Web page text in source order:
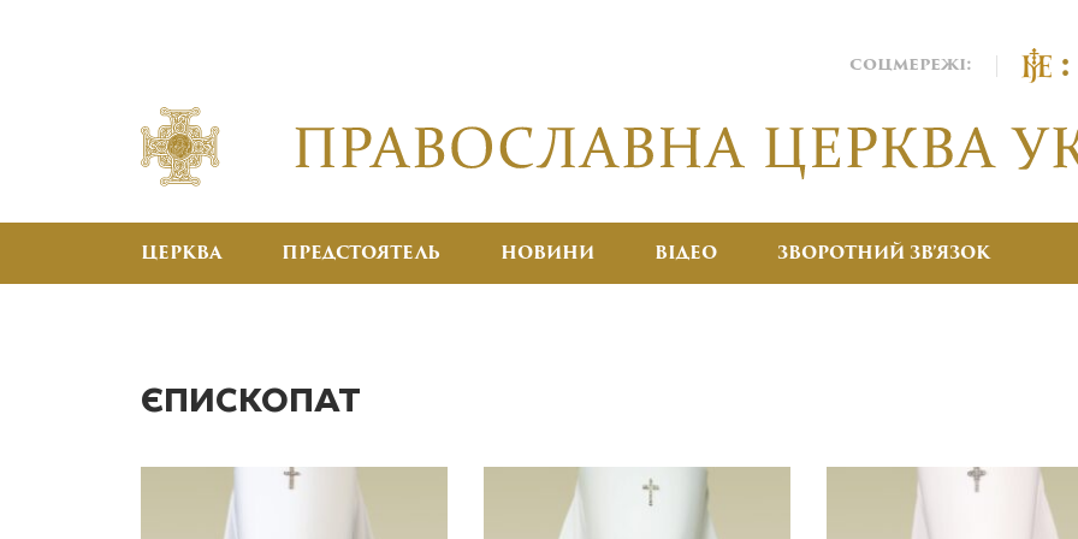
соцмережі:
ЦЕРКВА ПРЕДСТОЯТЕЛЬ НОВИНИ ВІДЕО ЗВОРОТНИЙ ЗВ’ЯЗОК
ЄПИСКОПАТ